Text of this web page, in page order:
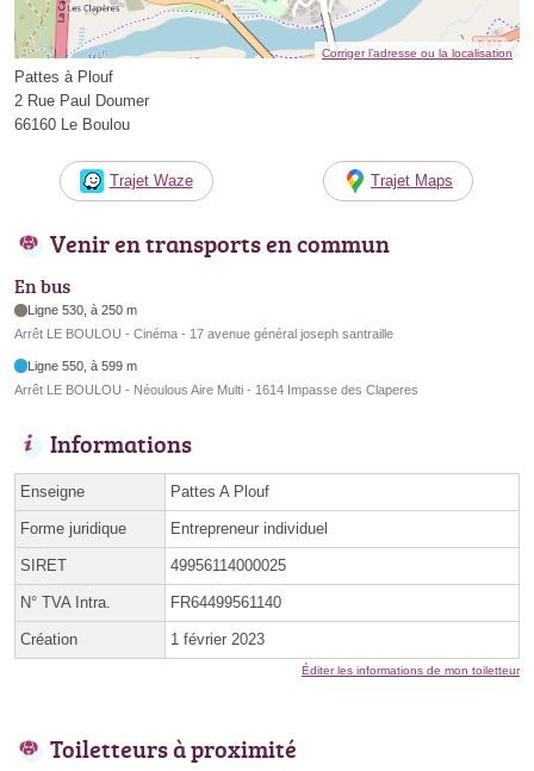
Corriger l’adresse ou la localisation
Pattes à Plouf
2 Rue Paul Doumer
66160 Le Boulou
Trajet Waze Trajet Maps
Venir en transports en commun
En bus
Ligne 530, à 250 m
Arrêt LE BOULOU - Cinéma - 17 avenue général joseph santraille
Ligne 550, à 599 m
Arrêt LE BOULOU - Néoulous Aire Multi - 1614 Impasse des Claperes
Informations
Enseigne Pattes A Plouf
Forme juridique Entrepreneur individuel
SIRET 49956114000025
N° TVA Intra. FR64499561140
Création 1 février 2023
Éditer les informations de mon toiletteur
Toiletteurs à proximité